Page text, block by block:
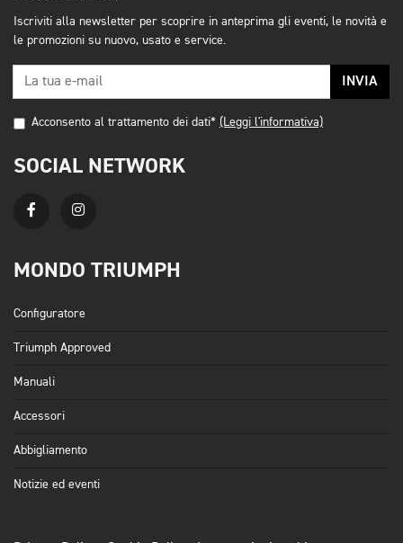
Iscriviti alla newsletter per scoprire in anteprima gli eventi, le novità e
le promozioni su nuovo, usato e service.
INVIA
Acconsento al trattamento dei dati* (Leggi l'informativa)
SOCIAL NETWORK
MONDO TRIUMPH
Configuratore
Triumph Approved
Manuali
Accessori
Abbigliamento
Notizie ed eventi